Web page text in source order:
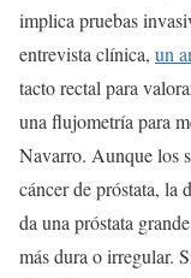
implica pruebas
entrevista clínica, un
tacto rectal para
una flujometría para
Navarro. Aunque los
cáncer de próstata, la
da una próstata
más dura o irregular.